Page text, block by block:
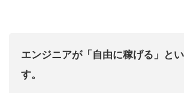
エンジニアが「自由に稼げる」と
す。